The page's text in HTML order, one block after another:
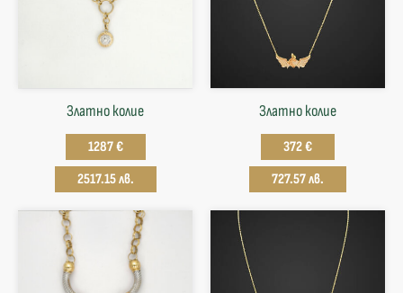
Златно колие
1287 €
2517.15 лв.
Златнo колие
372 €
727.57 лв.